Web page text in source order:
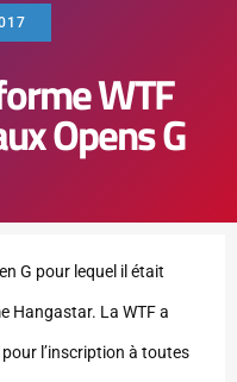
WTF
Opens G
G pour lequel il était
Hangastar. La WTF a
l’inscription à toutes